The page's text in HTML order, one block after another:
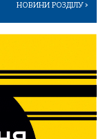
НОВИНИ РОЗДІЛУ>